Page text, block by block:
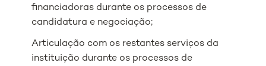
financiadoras durante os processos de
candidatura e negociação;
Articulação com os restantes serviços da
instituição durante os processos de